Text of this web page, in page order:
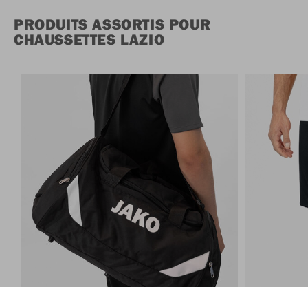
PRODUITS ASSORTIS POUR
CHAUSSETTES LAZIO